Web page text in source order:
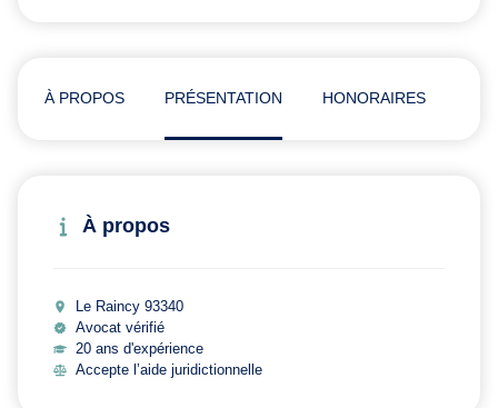
À PROPOS PRÉSENTATION HONORAIRES
À propos
Le Raincy 93340
Avocat vérifié
20 ans d'expérience
Accepte l’aide juridictionnelle